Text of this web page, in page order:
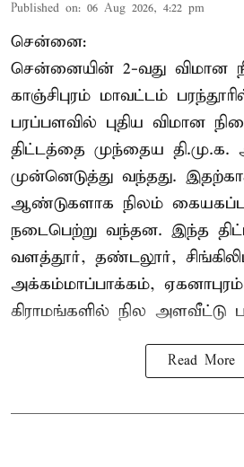
Published on: 06 Aug 2026, 4:22 pm
சென்னை:
சென்னையின் 2-வது விமான
காஞ்சிபுரம் மாவட்டம்
பரப்பளவில் புதிய விமான
திட்டத்தை முந்தைய தி.மு.க.
முன்னெடுத்து வந்தது.
ஆண்டுகளாக நிலம்
நடைபெற்று வந்தன. இந்த
வளத்தூர், தண்டலூர்,
அக்கம்மாப்பாக்கம்,
கிராமங்களில் நில அளவீட்டு
Read More